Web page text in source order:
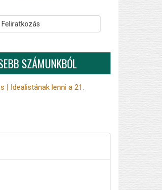
Feliratkozás
SZÁMUNKBÓL
| Idealistának lenni a 21.